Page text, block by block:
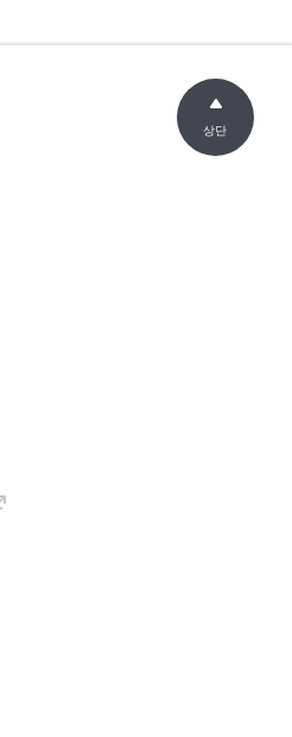
상단